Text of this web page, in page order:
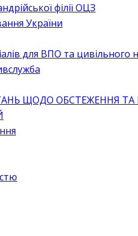
філії ОЦЗ
України
для ВПО та цивільного
ЩОДО ОБСТЕЖЕННЯ